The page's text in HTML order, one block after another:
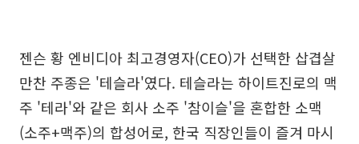
젠슨 황 엔비디아 최고경영자(CEO)가 선택한 삽겹살
만찬 주종은 '테슬라'였다. 테슬라는 하이트진로의 맥
주 '테라'와 같은 회사 소주 '참이슬'을 혼합한 소맥
(소주+맥주)의 합성어로, 한국 직장인들이 즐겨 마시